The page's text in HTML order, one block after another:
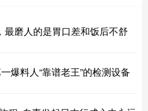
磨人的是胃口差和饭后不舒
爆料人“靠谱老王”的检测设备